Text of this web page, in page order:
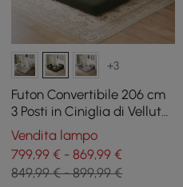
+3
Futon Convertibile 206 cm
3 Posti in Ciniglia di Velluto
4 in 1
Vendita lampo
799,99 € - 869,99 €
849,99 € - 899,99 €